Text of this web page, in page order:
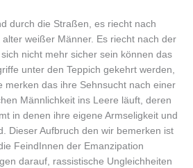
durch die Straßen, es riecht nach
weißer Männer. Es riecht nach der
nicht mehr sicher sein können das
unter den Teppich gekehrt werden,
merken das ihre Sehnsucht nach einer
Männlichkeit ins Leere läuft, deren
in denen ihre eigene Armseligkeit und
Dieser Aufbruch den wir bemerken ist
FeindInnen der Emanzipation
darauf, rassistische Ungleichheiten